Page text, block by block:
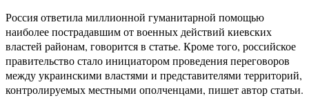
Россия ответила миллионной гуманитарной помощью
наиболее пострадавшим от военных действий киевских
властей районам, говорится в статье. Кроме того, российское
правительство стало инициатором проведения переговоров
между украинскими властями и представителями территорий,
контролируемых местными ополченцами, пишет автор статьи.